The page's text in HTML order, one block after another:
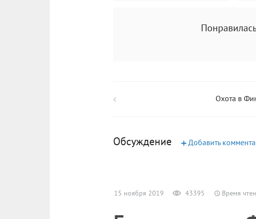
Охота в
Обсуждение +Добавить
15 ноября 2019 43395 Время